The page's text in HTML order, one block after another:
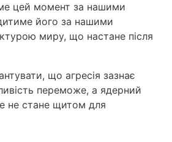
цей момент за нашими
його за нашими
миру, що настане після
що агресія зазнає
переможе, а ядерний
не стане щитом для